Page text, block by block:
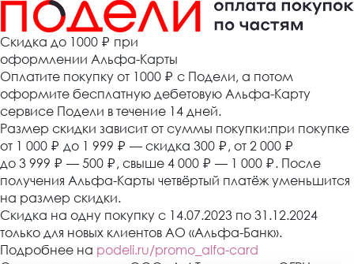
Cкидка до 1000 ₽ при
оформлении Альфа-Карты
Оплатите покупку от 1000 ₽ с Подели, а потом
оформите бесплатную дебетовую Альфа-Карту
сервисе Подели в течение 14 дней.
Размер скидки зависит от суммы покупки:при покупке
от 1 000 ₽ до 1 999 ₽ — скидка 300 ₽ , от 2 000 ₽
до 3 999 ₽ — 500 ₽ , свыше 4 000 ₽ — 1 000 ₽. После
получения Альфа-Карты четвёртый платёж уменьшится
на размер скидки.
Скидка на одну покупку с 14.07.2023 по 31.12.2024
только для новых клиентов АО «Альфа-Банк».
Подробнее на podeli.ru/promo_alfa-card